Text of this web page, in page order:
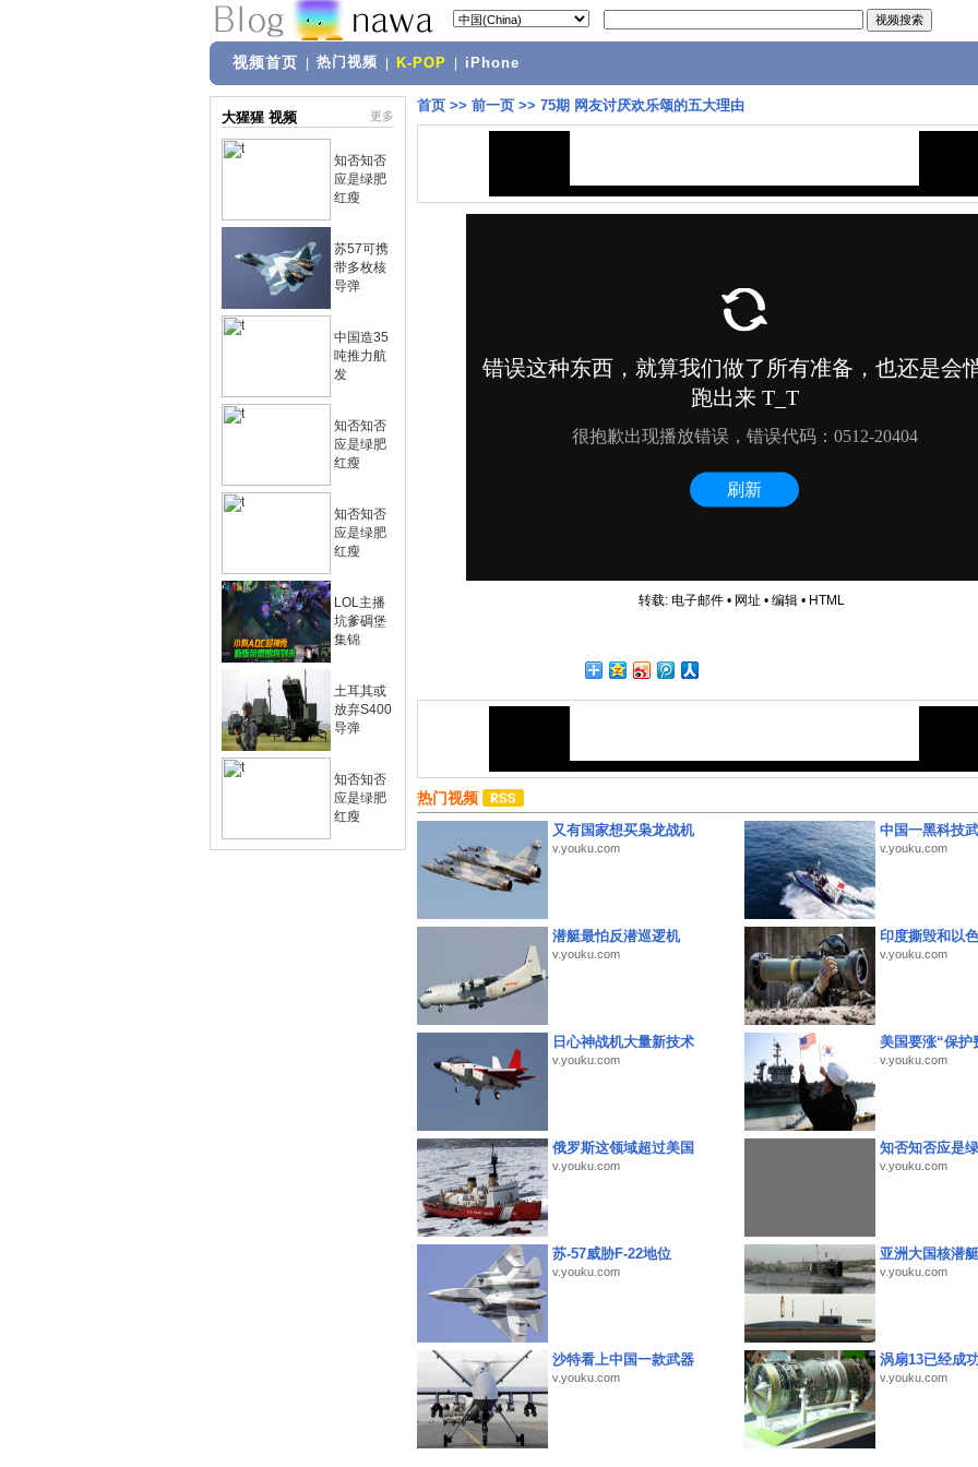
视频首页 热门视频 K-POP iPhone
大猩猩 视频 更多
知否知否
应是绿肥
红瘦
苏57可携
带多枚核
导弹
中国造35
吨推力航
发
知否知否
应是绿肥
红瘦
知否知否
应是绿肥
红瘦
LOL主播
坑爹碉堡
集锦
土耳其或
放弃S400
导弹
知否知否
应是绿肥
红瘦
首页 >> 前一页 >> 75期 网友讨厌欢乐颂的五大理由
转载: 电子邮件• 网址 • 编辑• HTML
热门视频
又有国家想买枭龙战机
v.youku.com
中国一黑科技
v.youku.com
潜艇最怕反潜巡逻机
v.youku.com
印度撕毁和以
v.youku.com
日心神战机大量新技术
v.youku.com
美国要涨“保护
v.youku.com
俄罗斯这领域超过美国
v.youku.com
知否知否应是
v.youku.com
苏-57威胁F-22地位
v.youku.com
亚洲大国核潜
v.youku.com
沙特看上中国一款武器
v.youku.com
涡扇13已经成
v.youku.com